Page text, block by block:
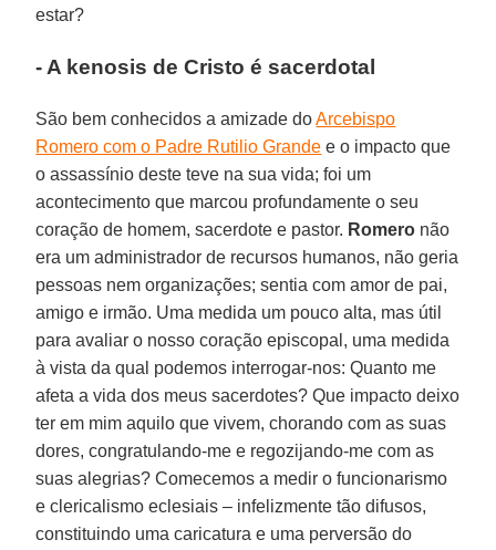
estar?
- A kenosis de Cristo é sacerdotal
São bem conhecidos a amizade doArcebispo
Romero com o Padre Rutilio Grande e o impacto que
o assassínio deste teve na sua vida; foi um
acontecimento que marcou profundamente o seu
coração de homem, sacerdote e pastor. Romero não
era um administrador de recursos humanos, não geria
pessoas nem organizações; sentia com amor de pai,
amigo e irmão. Uma medida um pouco alta, mas útil
para avaliar o nosso coração episcopal, uma medida
à vista da qual podemos interrogar-nos: Quanto me
afeta a vida dos meus sacerdotes? Que impacto deixo
ter em mim aquilo que vivem, chorando com as suas
dores, congratulando-me e regozijando-me com as
suas alegrias? Comecemos a medir o funcionarismo
e clericalismo eclesiais – infelizmente tão difusos,
constituindo uma caricatura e uma perversão do